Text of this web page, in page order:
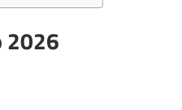
​​2026